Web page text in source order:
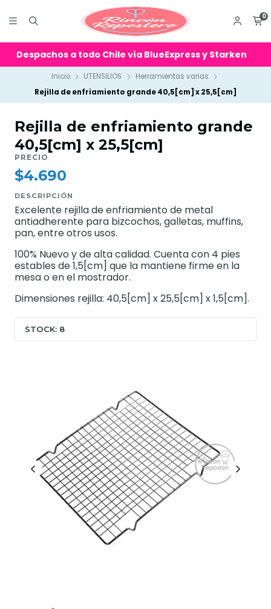
0
Despachos a todo Chile vía BlueExpress y Starken
Inicio UTENSILIOS
Herramientas varias
Rejilla de enfriamiento grande 40,5[cm] x 25,5[cm]
Rejilla de enfriamiento grande
40,5[cm] x 25,5[cm]
PRECIO
$4.690
DESCRIPCIÓN
Excelente rejilla de enfriamiento de metal
antiadherente para bizcochos, galletas, muffins,
pan, entre otros usos.
100% Nuevo y de alta calidad. Cuenta con 4 pies
estables de 1,5[cm] que la mantiene firme en la
mesa o en el mostrador.
Dimensiones rejilla: 40,5[cm] x 25,5[cm] x 1,5[cm].
STOCK: 8